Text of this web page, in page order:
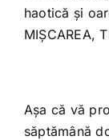
haotică și
MIȘCAREA,
Așa că vă
săptămână